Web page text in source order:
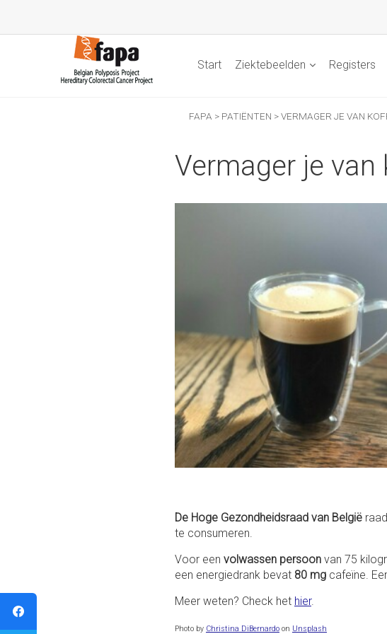
Start Ziektebeelden Registers
FAPA > PATIËNTEN >VERMAGER JE VAN
Vermager je van
De Hoge Gezondheidsraad van België
te consumeren.
Voor een volwassen persoonvan 75
een energiedrank bevat 80 mgcafeïne.
Meer weten? Check het hier.
Photo by Christina DiBernardoon Unsplash